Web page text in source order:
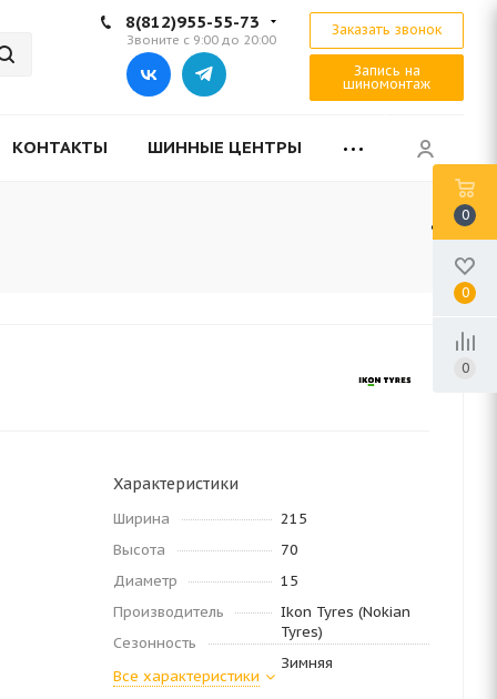
8(812)955-55-73
Звоните с 9:00 до 20:00
Заказать звонок
Запись на
шиномонтаж
КОНТАКТЫ ШИННЫЕ ЦЕНТРЫ
Характеристики
Ширина
215
Высота
70
Диаметр
15
Производитель
Ikon Tyres (Nokian
Tyres)
Сезонность
Зимняя
Все характеристики
0
0
0